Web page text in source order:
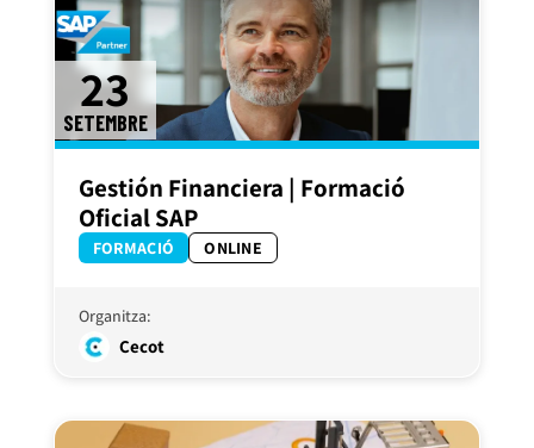
23
SETEMBRE
Gestión Financiera | Formació
Oficial SAP
FORMACIÓ ONLINE
Organitza:
Cecot